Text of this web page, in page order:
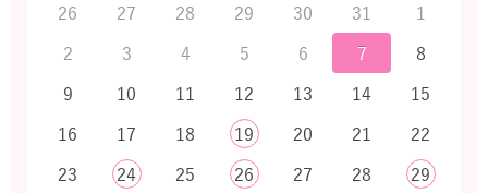
26
27 28 29 30 31
1
2
3 4 5 6 7
8
9
10 11 12 13 14
15
16
17 18 19 20 21
22
23
24 25 26 27 28
29